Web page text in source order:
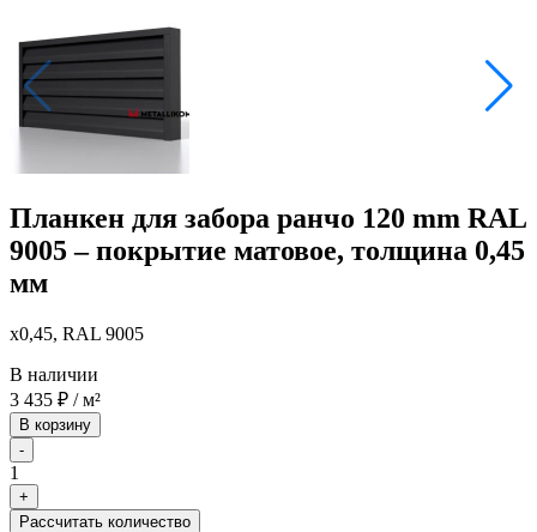
Планкен для забора ранчо 120 mm RAL
9005 – покрытие матовое, толщина 0,45
мм
x0,45, RAL 9005
В наличии
3 435 ₽ / м²
В корзину
-
1
+
Рассчитать количество